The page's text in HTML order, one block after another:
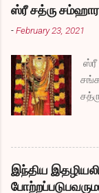
ஸ்ரீ சத்ரு
-February 23, 2021
ஸ்ரீ
இந்திய